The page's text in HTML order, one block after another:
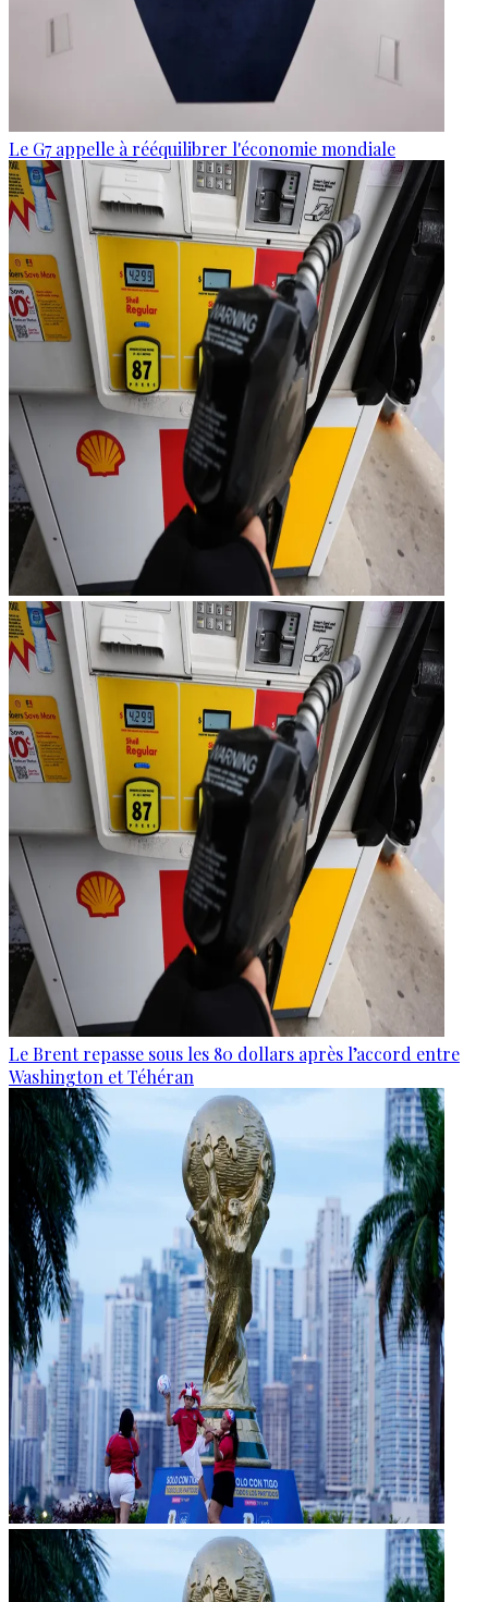
Le G7 appelle à rééquilibrer l'économie mondiale
Le Brent repasse sous les 80 dollars après l’accord entre
Washington et Téhéran